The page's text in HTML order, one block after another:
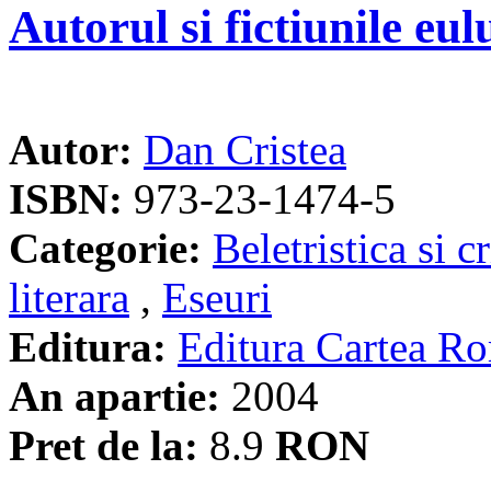
Autorul si fictiunile
Autor: Dan Cristea
ISBN: 973-23-1474-5
Categorie: Beletristica si
literara , Eseuri
Editura: Editura Cartea
An apartie: 2004
Pret de la: 8.9 RON